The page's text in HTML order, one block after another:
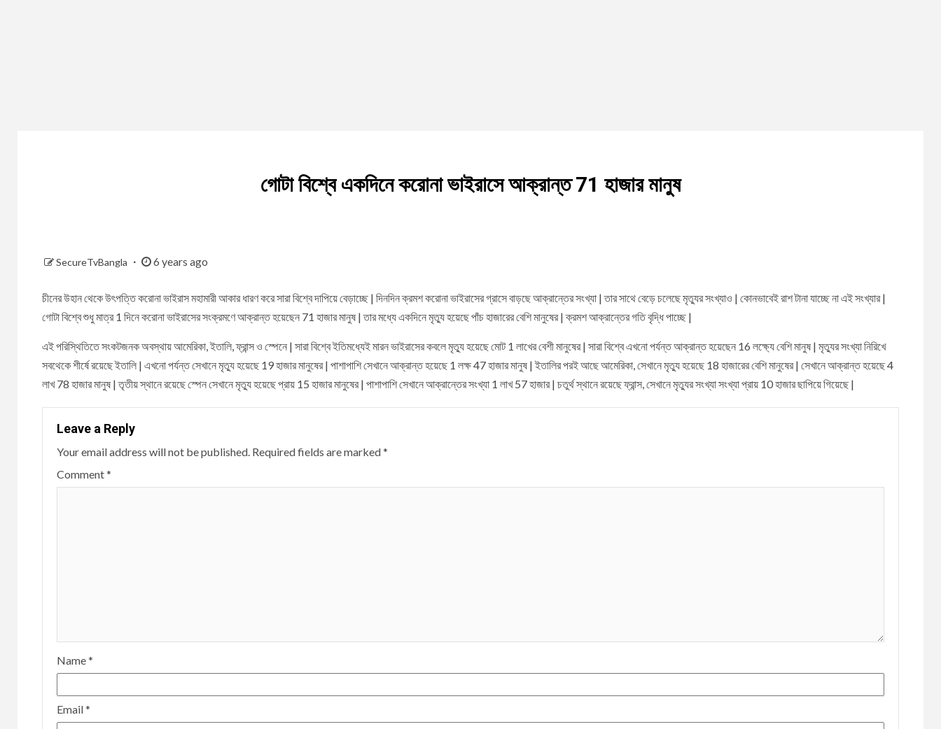
গোটা বিশ্বে একদিনে করোনা ভাইরাসে আক্রান্ত 71 হাজার মানুষ
SecureTvBangla 6 years ago
চীনের উহান থেকে উৎপত্তি করোনা ভাইরাস মহামারী আকার ধারণ করে সারা বিশ্বে দাপিয়ে বেড়াচ্ছে | দিনদিন ক্রমশ করোনা ভাইরাসের গ্রাসে বাড়ছে আক্রান্তের সংখ্যা | তার সাথে বেড়ে চলেছে মৃত্যুর সংখ্যাও | কোনভাবেই রাশ টানা যাচ্ছে না এই সংখ্যার |
গোটা বিশ্বে শুধু মাত্র 1 দিনে করোনা ভাইরাসের সংক্রমণে আক্রান্ত হয়েছেন 71 হাজার মানুষ | তার মধ্যে একদিনে মৃত্যু হয়েছে পাঁচ হাজারের বেশি মানুষের | ক্রমশ আক্রান্তের গতি বৃদ্ধি পাচ্ছে |
এই পরিস্থিতিতে সংকটজনক অবস্থায় আমেরিকা, ইতালি, ফ্রান্স ও স্পেনে | সারা বিশ্বে ইতিমধ্যেই মারন ভাইরাসের কবলে মৃত্যু হয়েছে মোট 1 লাখের বেশী মানুষের | সারা বিশ্বে এখনো পর্যন্ত আক্রান্ত হয়েছেন 16 লক্ষ্যে বেশি মানুষ | মৃত্যুর সংখ্যা নিরিখে
সবথেকে শীর্ষে রয়েছে ইতালি | এখনো পর্যন্ত সেখানে মৃত্যু হয়েছে 19 হাজার মানুষের | পাশাপাশি সেখানে আক্রান্ত হয়েছে 1 লক্ষ 47 হাজার মানুষ | ইতালির পরই আছে আমেরিকা, সেখানে মৃত্যু হয়েছে 18 হাজারের বেশি মানুষের | সেখানে আক্রান্ত হয়েছে 4
লাখ 78 হাজার মানুষ | তৃতীয় স্থানে রয়েছে স্পেন সেখানে মৃত্যু হয়েছে প্রায় 15 হাজার মানুষের | পাশাপাশি সেখানে আক্রান্তের সংখ্যা 1 লাখ 57 হাজার | চতুর্থ স্থানে রয়েছে ফ্রান্স, সেখানে মৃত্যুর সংখ্যা সংখ্যা প্রায় 10 হাজার ছাপিয়ে গিয়েছে |
Leave a Reply
Your email address will not be published. Required fields are marked*
Comment*
Name*
Email*